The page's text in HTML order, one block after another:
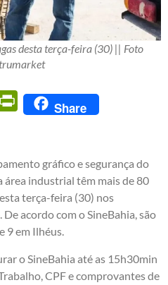
desta terça-feira (30) || Foto
PrintFriendly
Share
gráfico e segurança do
industrial têm mais de 80
terça-feira (30) nos
acordo com o SineBahia, são
9 em Ilhéus.
o SineBahia até as 15h30min
CPF e comprovantes de